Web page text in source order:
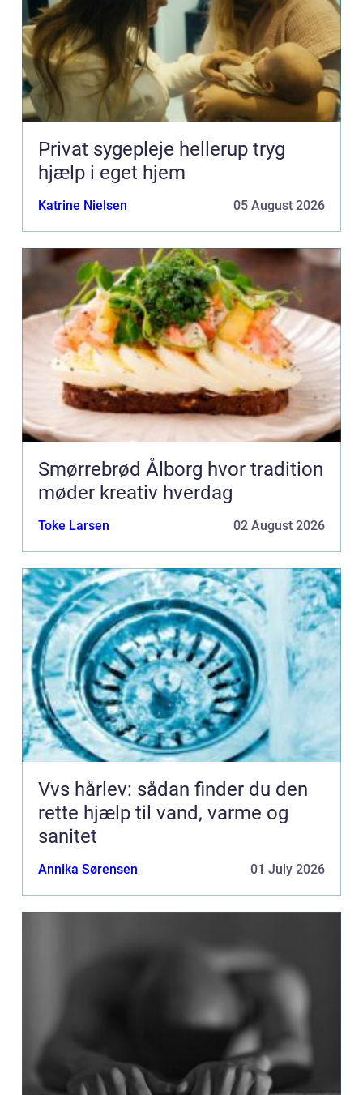
Privat sygepleje hellerup tryg
hjælp i eget hjem
Katrine Nielsen 05 August 2026
Smørrebrød Ålborg hvor tradition
møder kreativ hverdag
Toke Larsen 02 August 2026
Vvs hårlev: sådan finder du den
rette hjælp til vand, varme og
sanitet
Annika Sørensen 01 July 2026